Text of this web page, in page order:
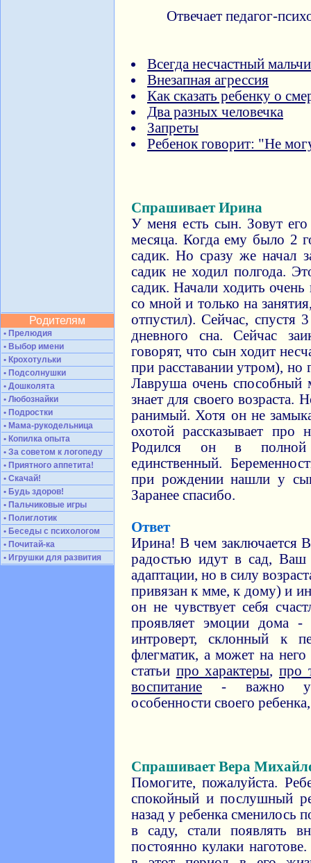
Родителям
• Прелюдия
• Выбор имени
• Крохотульки
• Подсолнушки
• Дошколята
• Любознайки
• Подростки
• Мама-рукодельница
• Копилка опыта
• За советом к логопеду
• Приятного аппетита!
• Скачай!
• Будь здоров!
• Пальчиковые игры
• Полиглотик
• Беседы с психологом
• Почитай-ка
• Игрушки для развития
Отвечает педагог-
Всегда несчастный
Внезапная агрессия
Как сказать ребенку о
Два разных человечка
Запреты
Ребенок говорит: "Не
Спрашивает Ирина
У меня есть сын. Зовут
месяца. Когда ему было 2
садик. Но сразу же начал
садик не ходил полгода.
садик. Начали ходить
со мной и только на
отпустил). Сейчас, спустя
дневного сна. Сейчас
говорят, что сын ходит
при расставании утром), но
Лавруша очень способный
знает для своего
ранимый. Хотя он не
охотой рассказывает
Родился он в
единственный.
при рождении нашли у
Заранее спасибо.
Ответ
Ирина! В чем заключается
радостью идут в сад,
адаптации, но в силу
привязан к мме, к дому) и
он не чувствует себя
проявляет эмоции дома
интроверт, склонный к
флегматик, а может на
статьи про характеры,про
воспитание - важно
особенности своего
Спрашивает Вера
Помогите, пожалуйста.
спокойный и послушный
назад у ребенка сменилось
в саду, стали появлять
постоянно кулаки